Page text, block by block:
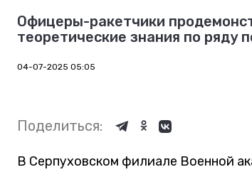
Офицеры-ракетчики
теоретические знания по ряду
04-07-2025 05:05
Поделиться:
В Серпуховском филиале Военной